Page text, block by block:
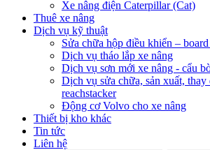
Xe nâng điện Caterpillar (Cat)
Thuê xe nâng
Dịch vụ kỹ thuật
Sửa chữa hộp điều khiển –
Dịch vụ tháo lắp xe nâng
Dịch vụ sơn mới xe nâng - cẩu
Dịch vụ sửa chữa, sản xuất, thay
reachstacker
Động cơ Volvo cho xe nâng
Thiết bị kho khác
Tin tức
Liên hệ